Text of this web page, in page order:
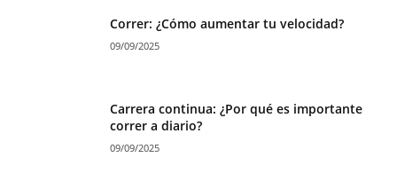
Correr: ¿Cómo aumentar tu velocidad?
09/09/2025
Carrera continua: ¿Por qué es importante
correr a diario?
09/09/2025